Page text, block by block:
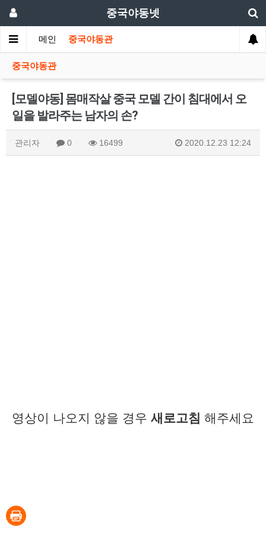
중국야동넷
메인 중국야동관
중국야동관
[모델야동] 몸매작살 중국 모델 간이 침대에서 오
일을 발라주는 남자의 손?
관리자 0 16499 2020.12.23 12:24
영상이 나오지 않을 경우 새로고침 해주세요